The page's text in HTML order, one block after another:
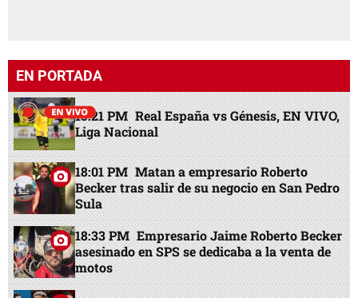
EN PORTADA
15:21 PM Real España vs Génesis, EN VIVO,
Liga Nacional
18:01 PM Matan a empresario Roberto
Becker tras salir de su negocio en San Pedro
Sula
18:33 PM Empresario Jaime Roberto Becker
asesinado en SPS se dedicaba a la venta de
motos